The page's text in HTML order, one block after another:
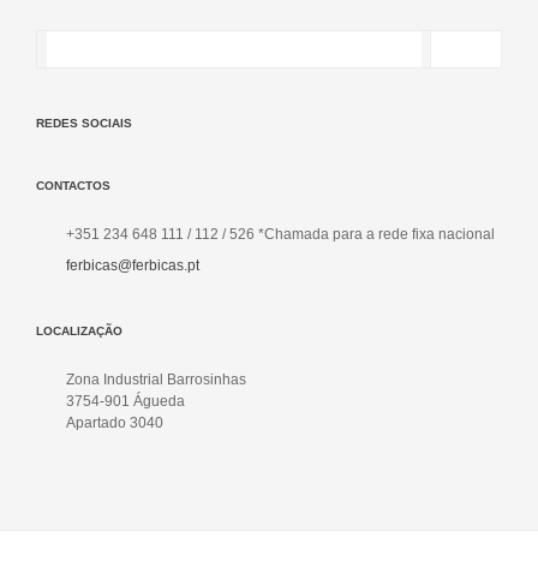
REDES SOCIAIS
CONTACTOS
+351 234 648 111 / 112 / 526 *Chamada para a rede fixa nacional
ferbicas@ferbicas.pt
LOCALIZAÇÃO
Zona Industrial Barrosinhas
3754-901 Águeda
Apartado 3040